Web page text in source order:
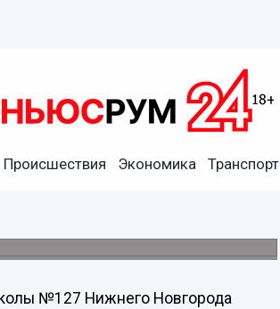
Происшествия Экономика Транспорт
школы №127 умерла
№127 Нижнего Новгорода